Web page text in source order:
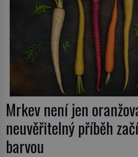
Mrkev není jen
neuvěřitelný příběh
barvou